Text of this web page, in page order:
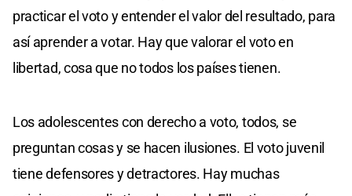
practicar el voto y entender el valor del resultado, para
así aprender a votar. Hay que valorar el voto en
libertad, cosa que no todos los países tienen.
Los adolescentes con derecho a voto, todos, se
preguntan cosas y se hacen ilusiones. El voto juvenil
tiene defensores y detractores. Hay muchas